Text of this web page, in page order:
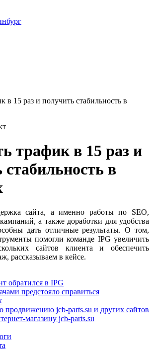
в 15 раз и получить стабильность в
трафик в 15 раз и
в
сайта, а именно работы по SEO,
а также доработки для удобства
дать отличные результаты. О том,
помогли команде IPG увеличить
сайтов клиента и обеспечить
рассказываем в кейсе.
обратился в IPG
предстояло справиться
продвижению jcb-parts.su и других сайтов
магазину jcb-parts.su